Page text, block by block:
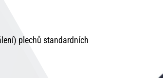
plechů standardních